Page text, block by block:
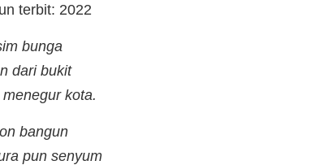
terbit: 2022
bunga
dari bukit
kota.
bangun
pun senyum